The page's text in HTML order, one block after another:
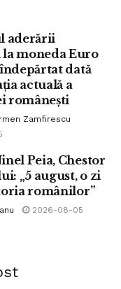
aderării
moneda Euro
dată
actuală a
românești
Zamfirescu
Peia, Chestor
„5 august, o zi
românilor”
2026-08-05